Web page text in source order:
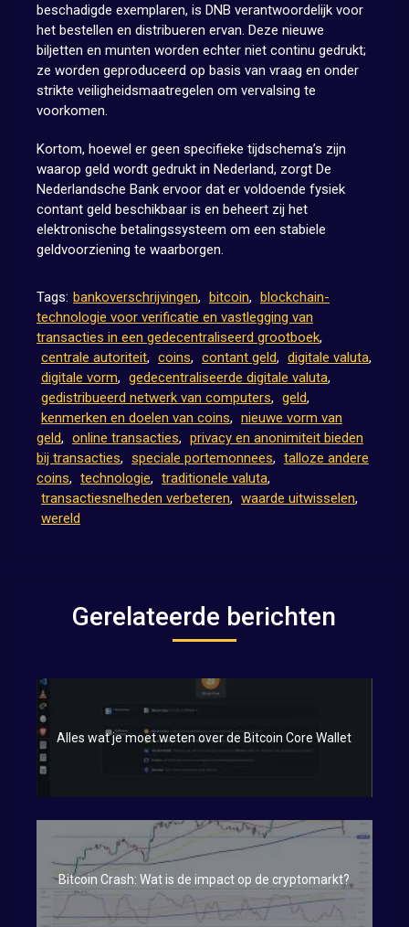
beschadigde exemplaren, is DNB verantwoordelijk voor
het bestellen en distribueren ervan. Deze nieuwe
biljetten en munten worden echter niet continu gedrukt;
ze worden geproduceerd op basis van vraag en onder
strikte veiligheidsmaatregelen om vervalsing te
voorkomen.
Kortom, hoewel er geen specifieke tijdschema’s zijn
waarop geld wordt gedrukt in Nederland, zorgt De
Nederlandsche Bank ervoor dat er voldoende fysiek
contant geld beschikbaar is en beheert zij het
elektronische betalingssysteem om een stabiele
geldvoorziening te waarborgen.
Tags: bankoverschrijvingen, bitcoin,
blockchain-
technologie voor verificatie en vastlegging van
transacties in een gedecentraliseerd grootboek,
centrale autoriteit, coins, contant geld, digitale valuta,
digitale vorm, gedecentraliseerde digitale valuta,
gedistribueerd netwerk van computers, geld,
kenmerken en doelen van coins, nieuwe vorm van
geld, online transacties, privacy en anonimiteit bieden
bij transacties, speciale portemonnees, talloze andere
coins, technologie, traditionele valuta,
transactiesnelheden verbeteren, waarde uitwisselen,
wereld
Gerelateerde berichten
Alles wat je moet weten over de Bitcoin Core Wallet
Bitcoin Crash: Wat is de impact op de cryptomarkt?